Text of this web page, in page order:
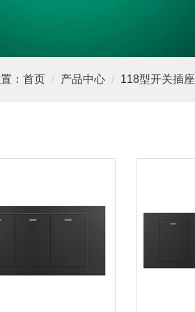
： 首页 产品中心 118型开关插座